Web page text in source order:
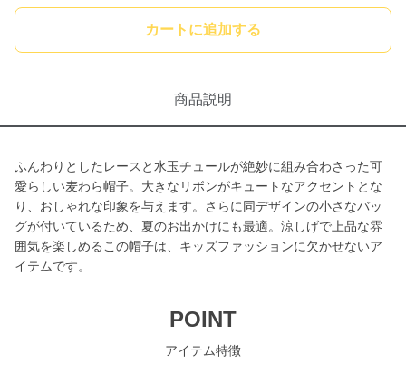
カートに追加する
商品説明
ふんわりとしたレースと水玉チュールが絶妙に組み合わさった可
愛らしい麦わら帽子。大きなリボンがキュートなアクセントとな
り、おしゃれな印象を与えます。さらに同デザインの小さなバッ
グが付いているため、夏のお出かけにも最適。涼しげで上品な雰
囲気を楽しめるこの帽子は、キッズファッションに欠かせないア
イテムです。
POINT
アイテム特徴